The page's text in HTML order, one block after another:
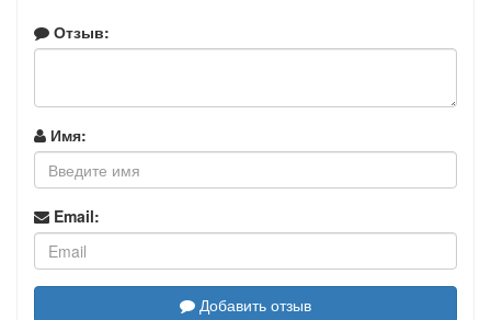
Отзыв:
Имя:
Email:
Добавить отзыв